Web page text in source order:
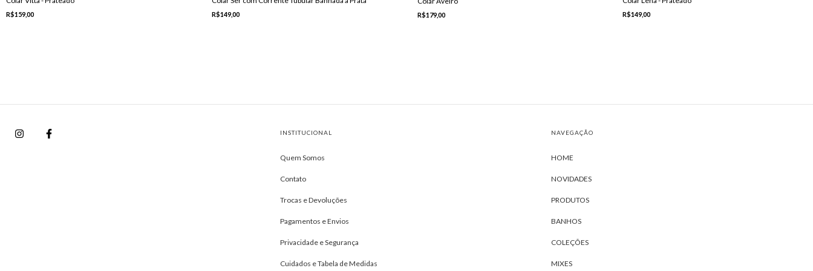
R$159,00 R$149,00 R$179,00 R$149,00
INSTITUCIONAL
Quem Somos
Contato
Trocas e Devoluções
Pagamentos e Envios
Privacidade e Segurança
Cuidados e Tabela de Medidas
NAVEGAÇÃO
HOME
NOVIDADES
PRODUTOS
BANHOS
COLEÇÕES
MIXES